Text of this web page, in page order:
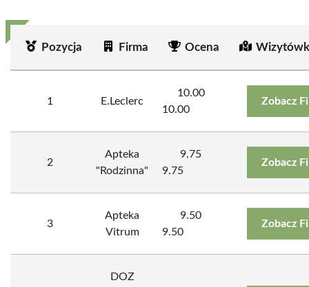
Pozycja Firma Ocena
1 E.Leclerc
10.00
10.00
Zobacz
2
Apteka
"Rodzinna"
9.75
9.75
Zobacz
3
Apteka
Vitrum
9.50
9.50
Zobacz
DOZ